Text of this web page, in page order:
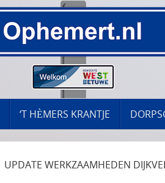
‘T HÈMERS KRANTJE
UPDATE WERKZAAMHEDEN